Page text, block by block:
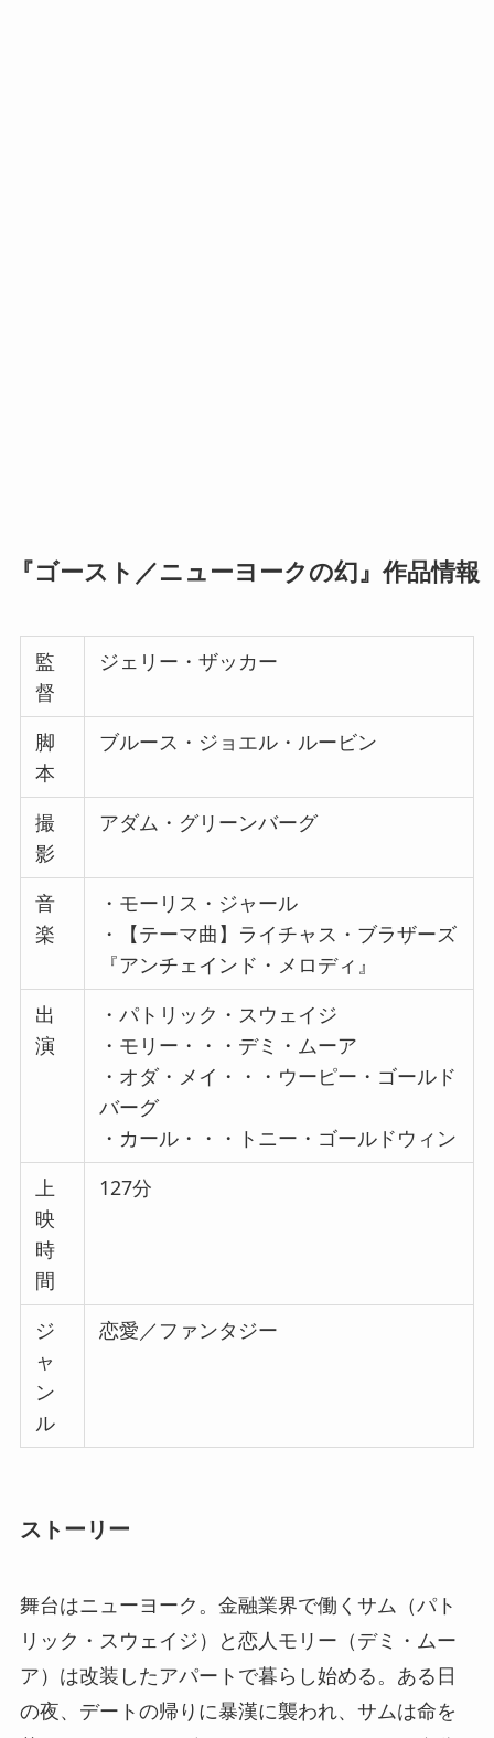
『ゴースト／ニューヨークの幻』作品情報
監
督
ジェリー・ザッカー
脚
本
ブルース・ジョエル・ルービン
撮
影
アダム・グリーンバーグ
音
楽
・モーリス・ジャール
・【テーマ曲】ライチャス・ブラザーズ
『アンチェインド・メロディ』
出
演
・パトリック・スウェイジ
・モリー・・・デミ・ムーア
・オダ・メイ・・・ウーピー・ゴールド
バーグ
・カール・・・トニー・ゴールドウィン
上
映
時
間
127分
ジ
ャ
ン
ル
恋愛／ファンタジー
ストーリー
舞台はニューヨーク。金融業界で働くサム（パト
リック・スウェイジ）と恋人モリー（デミ・ムー
ア）は改装したアパートで暮らし始める。ある日
の夜、デートの帰りに暴漢に襲われ、サムは命を